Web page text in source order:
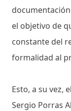
el objetivo de
constante del
formalidad al
Esto, a su vez,
Sergio Porras